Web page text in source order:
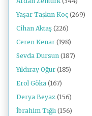
Yaşar Taşkın Koç (269)
Cihan Aktaş (226)
Ceren Kenar (198)
Sevda Dursun (187)
Yıldıray Oğur (185)
Erol Göka (167)
Derya Beyaz (156)
İbrahim Tığlı (156)